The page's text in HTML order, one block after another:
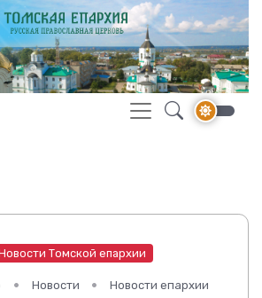
Томской епархии
Новости Новости епархии